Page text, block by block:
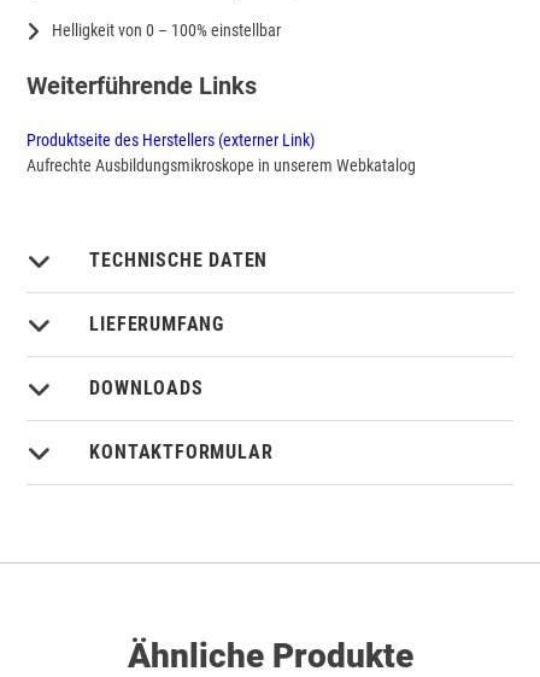
Helligkeit von 0 – 100% einstellbar
Weiterführende Links
Produktseite des Herstellers (externer Link)
Aufrechte Ausbildungsmikroskope in unserem Webkatalog
TECHNISCHE DATEN
LIEFERUMFANG
DOWNLOADS
KONTAKTFORMULAR
Ähnliche Produkte